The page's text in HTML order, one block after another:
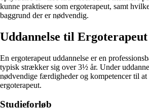
kunne praktisere som ergoterapeut, samt
baggrund der er nødvendig.
Uddannelse til Ergoterapeut
En ergoterapeut uddannelse er en
typisk strækker sig over 3½ år. Under
nødvendige færdigheder og kompetencer til at
ergoterapeut.
Studieforløb